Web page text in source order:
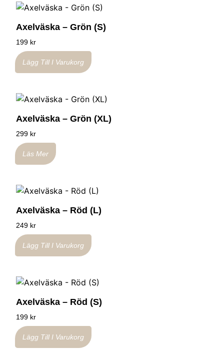
Axelväska – Grön (S)
199 kr
Lägg Till I Varukorg
Axelväska – Grön (XL)
299 kr
Läs Mer
Axelväska – Röd (L)
249 kr
Lägg Till I Varukorg
Axelväska – Röd (S)
199 kr
Lägg Till I Varukorg